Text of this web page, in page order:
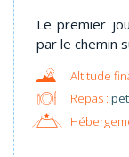
Le premier
par le chemin
Repas :